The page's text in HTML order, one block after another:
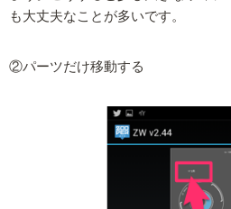
も大丈夫なことが多いです。
②パーツだけ移動する